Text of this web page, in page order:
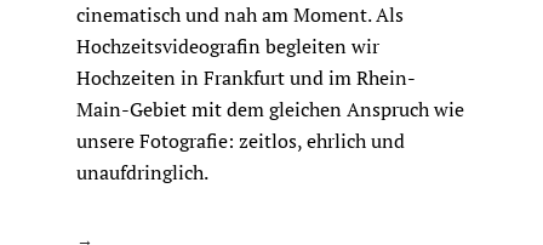
cinematisch und nah am Moment. Als
Hochzeitsvideografin begleiten wir
Hochzeiten in Frankfurt und im Rhein-
Main-Gebiet mit dem gleichen Anspruch wie
unsere Fotografie: zeitlos, ehrlich und
unaufdringlich.
→